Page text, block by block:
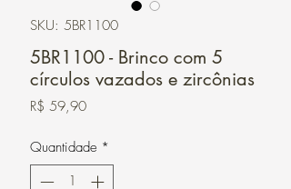
SKU: 5BR1100
5BR1100 - Brinco com 5
círculos vazados e zircônias
R$ 59,90Preço
Quantidade *